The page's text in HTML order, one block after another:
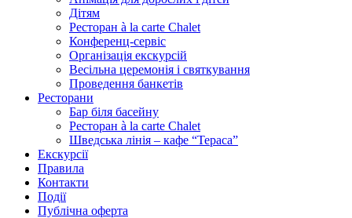
Дітям
Ресторан à la carte Chalet
Конференц-сервіс
Організація екскурсій
Весільна церемонія і святкування
Проведення банкетів
Ресторани
Бар біля басейну
Ресторан à la carte Chalet
Шведська лінія – кафе “Тераса”
Екскурсії
Правила
Контакти
Події
Публічна оферта